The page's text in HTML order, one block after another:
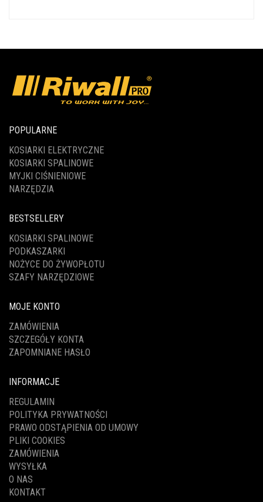
POPULARNE
KOSIARKI ELEKTRYCZNE
KOSIARKI SPALINOWE
MYJKI CIŚNIENIOWE
NARZĘDZIA
BESTSELLERY
KOSIARKI SPALINOWE
PODKASZARKI
NOŻYCE DO ŻYWOPŁOTU
SZAFY NARZĘDZIOWE
MOJE KONTO
ZAMÓWIENIA
SZCZEGÓŁY KONTA
ZAPOMNIANE HASŁO
INFORMACJE
REGULAMIN
POLITYKA PRYWATNOŚCI
PRAWO ODSTĄPIENIA OD UMOWY
PLIKI COOKIES
ZAMÓWIENIA
WYSYŁKA
O NAS
KONTAKT